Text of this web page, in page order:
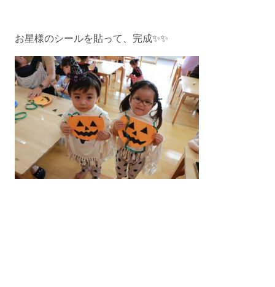
お星様のシールを貼って、完成✨✨